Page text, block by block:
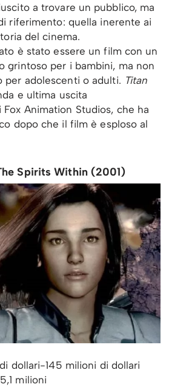
a trovare un pubblico, ma
riferimento: quella inerente ai
del cinema.
è stato essere un film con un
grintoso per i bambini, ma non
per adolescenti o adulti. Titan
e ultima uscita
Animation Studios, che ha
dopo che il film è esploso al
Spirits Within (2001)
dollari-145 milioni di dollari
milioni